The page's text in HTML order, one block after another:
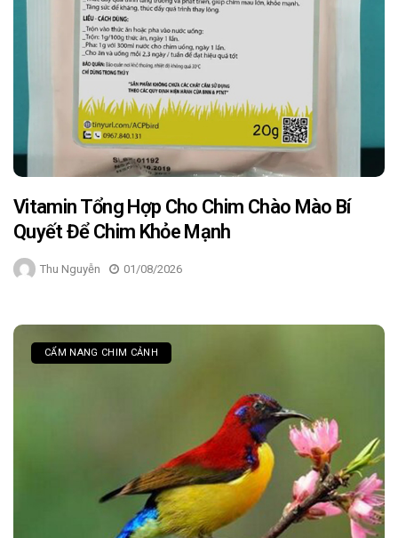
Vitamin Tổng Hợp Cho Chim Chào Mào Bí
Quyết Để Chim Khỏe Mạnh
Thu Nguyễn 01/08/2026
CẨM NANG CHIM CẢNH